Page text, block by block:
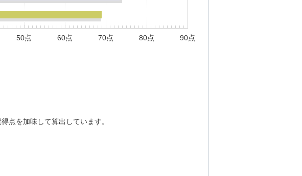
50点 60点 70点 80点 90点
点を加味して算出しています。